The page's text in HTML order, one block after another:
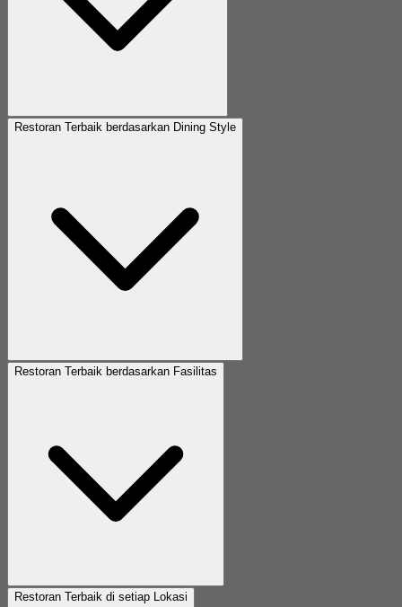
Restoran Terbaik berdasarkan Dining Style
Restoran Terbaik berdasarkan Fasilitas
Restoran Terbaik di setiap Lokasi